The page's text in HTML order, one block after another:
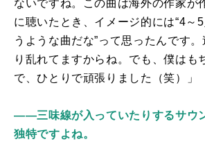
ないですね。この曲は海外の作家が
に聴いたとき、イメージ的には“4～
うような曲だな”って思ったんです
り乱れてますからね。でも、僕はも
で、ひとりで頑張りました（笑）」
――三味線が入っていたりするサウ
独特ですよね。